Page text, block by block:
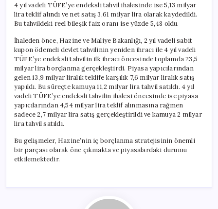
4 yıl vadeli TÜFE’ye endeksli tahvil ihalesinde ise 5,13 milyar
lira teklif alındı ve net satış 3,61 milyar lira olarak kaydedildi.
Bu tahvildeki reel bileşik faiz oranı ise yüzde 5,48 oldu.
İhaleden önce, Hazine ve Maliye Bakanlığı, 2 yıl vadeli sabit
kupon ödemeli devlet tahvilinin yeniden ihracı ile 4 yıl vadeli
TÜFE’ye endeksli tahvilin ilk ihracı öncesinde toplamda 23,5
milyar lira borçlanma gerçekleştirdi. Piyasa yapıcılarından
gelen 13,9 milyar liralık teklife karşılık 7,6 milyar liralık satış
yapıldı. Bu süreçte kamuya 11,2 milyar lira tahvil satıldı. 4 yıl
vadeli TÜFE’ye endeksli tahvilin ihalesi öncesinde ise piyasa
yapıcılarından 4,54 milyar lira teklif alınmasına rağmen
sadece 2,7 milyar lira satış gerçekleştirildi ve kamuya 2 milyar
lira tahvil satıldı.
Bu gelişmeler, Hazine’nin iç borçlanma stratejisinin önemli
bir parçası olarak öne çıkmakta ve piyasalardaki durumu
etkilemektedir.